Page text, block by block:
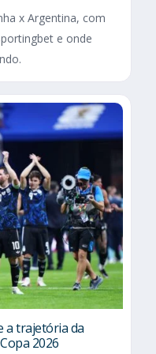
x Argentina, com
e onde
a trajetória da
2026